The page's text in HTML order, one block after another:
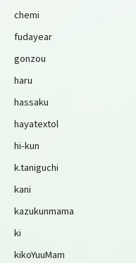
chemi
fudayear
gonzou
haru
hassaku
hayatextol
hi-kun
k.taniguchi
kani
kazukunmama
ki
kikoYuuMam